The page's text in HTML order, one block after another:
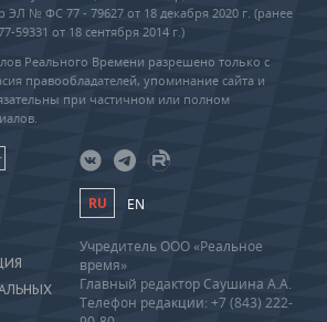
№ ФС 77 - 79627 от 18 декабря 2020 г. (ранее
59331 от 18 сентября 2014 г.)
Реального Времени разрешено только с
правообладателей, упоминание сайта и
при частичном или полном
RU EN
Учредитель ООО «Реальное
время»
Главный редактор Саушина А.А.
Телефон редакции: +7 (843) 222-